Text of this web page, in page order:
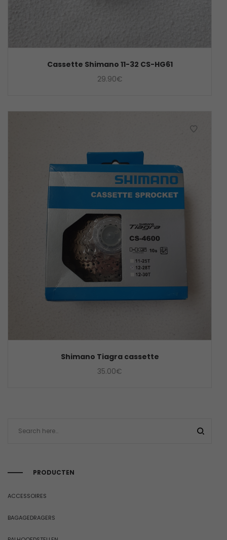
Cassette Shimano 11-32 CS-HG61
29.90€
Shimano Tiagra cassette
35.00€
PRODUCTEN
ACCESSOIRES
BAGAGEDRAGERS